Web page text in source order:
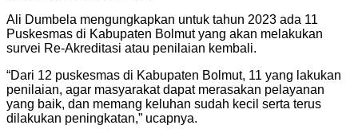
Ali Dumbela mengungkapkan untuk tahun 2023 ada 11
Puskesmas di Kabupaten Bolmut yang akan melakukan
survei Re-Akreditasi atau penilaian kembali.
“Dari 12 puskesmas di Kabupaten Bolmut, 11 yang lakukan
penilaian, agar masyarakat dapat merasakan pelayanan
yang baik, dan memang keluhan sudah kecil serta terus
dilakukan peningkatan,” ucapnya.